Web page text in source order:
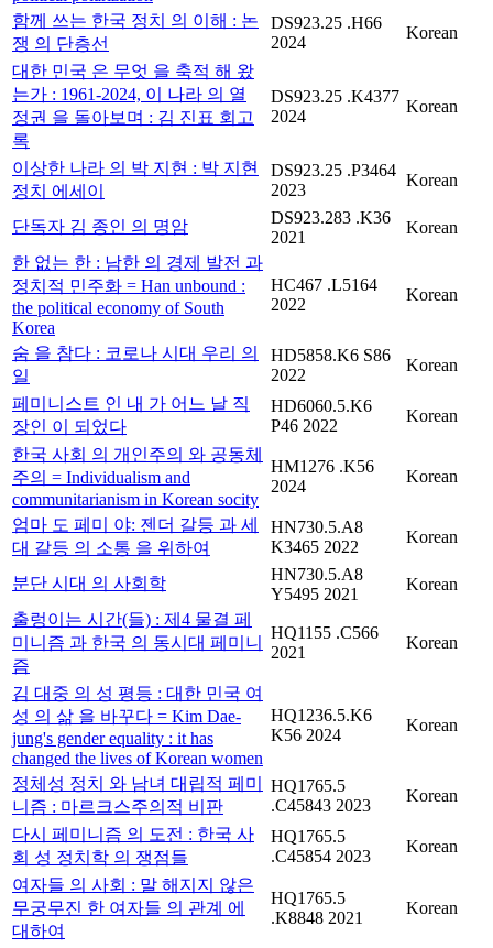
함께 쓰는 한국 정치 의 이해 : 논
쟁 의 단층선
DS923.25 .H66
2024
Korean
대한 민국 은 무엇 을 축적 해 왔
는가 : 1961-2024, 이 나라 의 열
정권 을 돌아보며 : 김 진표 회고
록
DS923.25 .K4377
2024
Korean
이상한 나라 의 박 지현 : 박 지현
정치 에세이
DS923.25 .P3464
2023
Korean
단독자 김 종인 의 명암
DS923.283 .K36
2021
Korean
한 없는 한 : 남한 의 경제 발전 과
정치적 민주화 = Han unbound :
the political economy of South
Korea
HC467 .L5164
2022
Korean
숨 을 참다 : 코로나 시대 우리 의
일
HD5858.K6 S86
2022
Korean
페미니스트 인 내 가 어느 날 직
장인 이 되었다
HD6060.5.K6
P46 2022
Korean
한국 사회 의 개인주의 와 공동체
주의 = Individualism and
communitarianism in Korean socity
HM1276 .K56
2024
Korean
엄마 도 페미 야: 젠더 갈등 과 세
대 갈등 의 소통 을 위하여
HN730.5.A8
K3465 2022
Korean
분단 시대 의 사회학
HN730.5.A8
Y5495 2021
Korean
출렁이는 시간(들) : 제4 물결 페
미니즘 과 한국 의 동시대 페미니
즘
HQ1155 .C566
2021
Korean
김 대중 의 성 평등 : 대한 민국 여
성 의 삶 을 바꾸다 = Kim Dae-
jung's gender equality : it has
changed the lives of Korean women
HQ1236.5.K6
K56 2024
Korean
정체성 정치 와 남녀 대립적 페미
니즘 : 마르크스주의적 비판
HQ1765.5
.C45843 2023
Korean
다시 페미니즘 의 도전 : 한국 사
회 성 정치학 의 쟁점들
HQ1765.5
.C45854 2023
Korean
여자들 의 사회 : 말 해지지 않은
무궁무진 한 여자들 의 관계 에
대하여
HQ1765.5
.K8848 2021
Korean